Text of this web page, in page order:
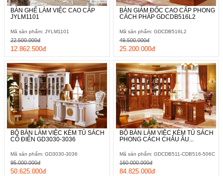
BÀN GHẾ LÀM VIỆC CAO CẤP
JYLM1101
Mã sản phẩm: JYLM1101
12.862.500đ
22.500.000đ
BÀN GIÁM ĐỐC CAO CẤP PHONG
CÁCH PHÁP GDCDB516L2
Mã sản phẩm: GDCDB516L2
25.200.000đ
49.500.000đ
BỘ BÀN LÀM VIỆC KÈM TỦ SÁCH
CỔ ĐIỂN GD3030-3036
Mã sản phẩm: GD3030-3036
50.625.000đ
95.000.000đ
BỘ BÀN LÀM VIỆC KÈM TỦ SÁCH
PHONG CÁCH CHÂU ÂU...
Mã sản phẩm: GDCDB511-CDB516-506C
84.825.000đ
160.000.000đ